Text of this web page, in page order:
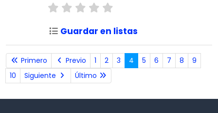
Guardar en listas
Primero Previo 1 2 3 4 5 6 7 8
9
10
Siguiente Último